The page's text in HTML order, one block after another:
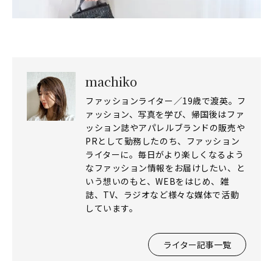
machiko
ファッションライター／19歳で渡英。フ
ァッション、写真を学び、帰国後はファ
ッション誌やアパレルブランドの販売や
PRとして勤務したのち、ファッション
ライターに。毎日がより楽しくなるよう
なファッション情報をお届けしたい、と
いう想いのもと、WEBをはじめ、雑
誌、TV、ラジオなど様々な媒体で活動
しています。
ライター記事一覧